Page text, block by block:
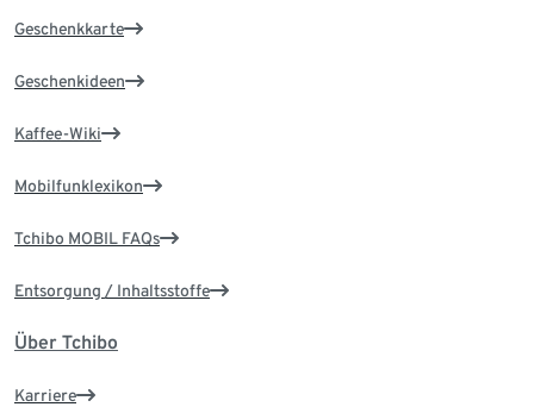
Geschenkkarte
Geschenkideen
Kaffee-Wiki
Mobilfunklexikon
Tchibo MOBIL FAQs
Entsorgung / Inhaltsstoffe
Über Tchibo
Karriere